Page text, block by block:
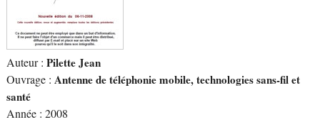
Auteur : Pilette Jean
Ouvrage : Antenne de téléphonie mobile, technologies sans-fil et
santé
Année : 2008